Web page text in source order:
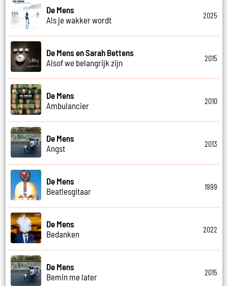
De Mens
Als je wakker wordt
2025
De Mens en Sarah Bettens
Alsof we belangrijk zijn
2015
De Mens
Ambulancier
2010
De Mens
Angst
2013
De Mens
Beatlesgitaar
1999
De Mens
Bedanken
2022
De Mens
Bemin me later
2015